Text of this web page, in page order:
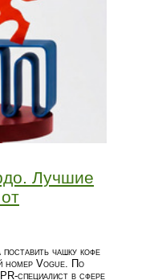
Лучшие
чашку кофе
номер Vogue. По
специалист в сфере